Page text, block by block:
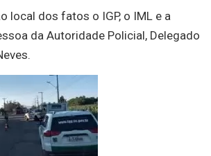
local dos fatos o IGP, o IML e a
da Autoridade Policial, Delegado